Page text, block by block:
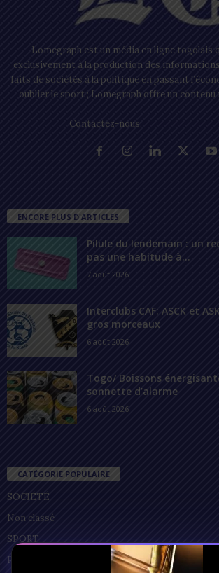
Lomegraph est un média en ligne togolais
exclusivement à la production des
faits de sociétés à la politique en passant
oublier le sport ; Lomegraph offre un
Contactez-nous:
ENCORE PLUS D'ARTICLES
Pilule du lendemain : un
pas une habitude à...
7 août 2026
Interclubs CAF: ASCK et
gros morceaux
6 août 2026
Togo/ Boissons
sonnette d’alarme
6 août 2026
CATÉGORIE POPULAIRE
SOCIÉTÉ
Non classé
SPORT
POLITIQUE